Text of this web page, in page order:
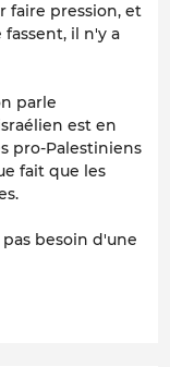
faire pression, et
il n'y a
parle
est en
pro-Palestiniens
fait que les
besoin d'une